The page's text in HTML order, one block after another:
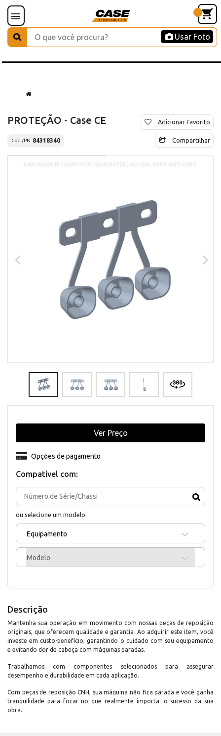
Usar Foto
PROTEÇÃO - Case CE
Cód./PN 84318340
Adicionar Favorito
Compartilhar
Compativel com:
ou selecione um modelo:
Equipamento
Modelo
Opções de pagamento
Ver Preço
Descrição
Mantenha sua operação em movimento com nossas peças de reposição
originais, que oferecem qualidade e garantia. Ao adquirir este item, você
investe em custo-benefício, garantindo o cuidado com seu equipamento
e evitando dor de cabeça com máquinas paradas.
Trabalhamos com componentes selecionados para assegurar
desempenho e durabilidade em cada aplicação.
Com peças de reposição CNH, sua máquina não fica parada e você ganha
tranquilidade para focar no que realmente importa: o sucesso da sua
obra.